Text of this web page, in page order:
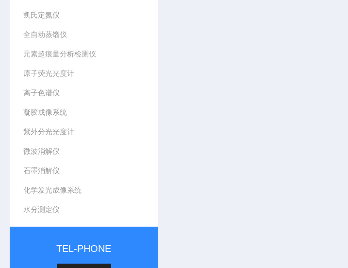
凯氏定氮仪
全自动蒸馏仪
元素超痕量分析检测仪
原子荧光光度计
离子色谱仪
凝胶成像系统
紫外分光光度计
微波消解仪
石墨消解仪
化学发光成像系统
水分测定仪
TEL-PHONE